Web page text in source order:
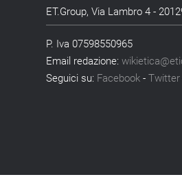
ET.Group, Via Lambro 4 -
P. Iva 07598550965
Email redazione:
Seguici su: Facebook -Twitter